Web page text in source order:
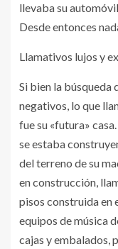
llevaba su
Desde entonces
Llamativos lujos y
Si bien la búsqueda
negativos, lo que
fue su «futura»
se estaba
del terreno de su
en construcción,
pisos construida en
equipos de música
cajas y embalados,